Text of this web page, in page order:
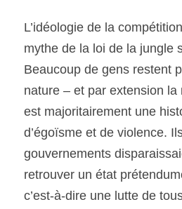
L’idéologie de la
mythe de la loi de la jungle
Beaucoup de gens restent
nature – et par extension
est majoritairement une
d’égoïsme et de violence.
gouvernements
retrouver un état
c’est-à-dire une lutte de